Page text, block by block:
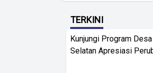
TERKINI
Kunjungi Program
Selatan Apresiasi